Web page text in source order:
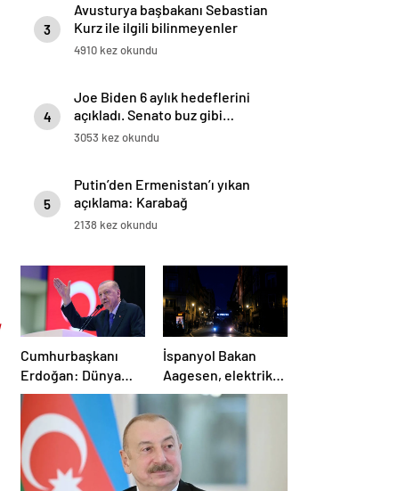
3
Avusturya başbakanı Sebastian
Kurz ile ilgili bilinmeyenler
4910 kez okundu
4
Joe Biden 6 aylık hedeflerini
açıkladı. Senato buz gibi…
3053 kez okundu
5
Putin’den Ermenistan’ı yıkan
açıklama: Karabağ
Azerbaycan’ın ayrılmaz bir
2138 kez okundu
Cumhurbaşkanı
Erdoğan: Dünya
İsrail’den büyüktür
İspanyol Bakan
Aagesen, elektrik
kesintisinin
nedeninin
belirlenmesinin
“günler süreceğini”
belirtti